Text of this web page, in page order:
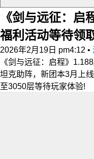
《剑与远征：启
福利活动等待领
2026年2月19日 pm4:12 •
《剑与远征：启程》
坦克助阵，新团本3月上
至3050层等待玩家体验!